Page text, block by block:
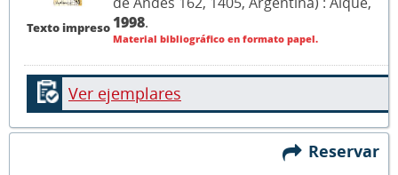
Texto impreso 1998.
Material bibliográfico en formato papel.
Ver ejemplares
Reservar